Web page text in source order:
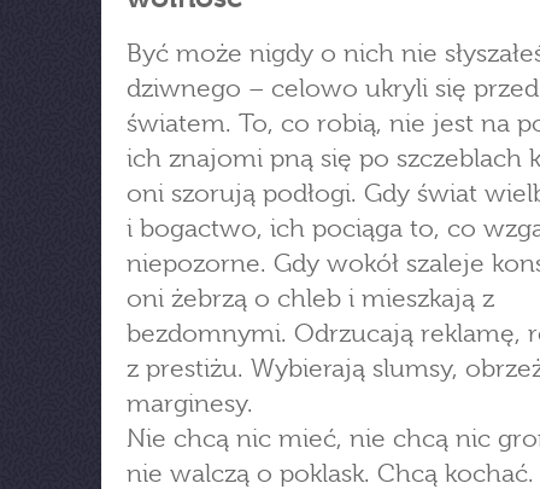
Być może nigdy o nich nie
dziwnego – celowo ukryli się przed
światem. To, co robią, nie jest na
ich znajomi pną się po szczeblach
oni szorują podłogi. Gdy świat
i bogactwo, ich pociąga to, co
niepozorne. Gdy wokół szaleje
oni żebrzą o chleb i mieszkają z
bezdomnymi. Odrzucają reklamę,
z prestiżu. Wybierają slumsy,
marginesy.
Nie chcą nic mieć, nie chcą nic
nie walczą o poklask. Chcą kochać.